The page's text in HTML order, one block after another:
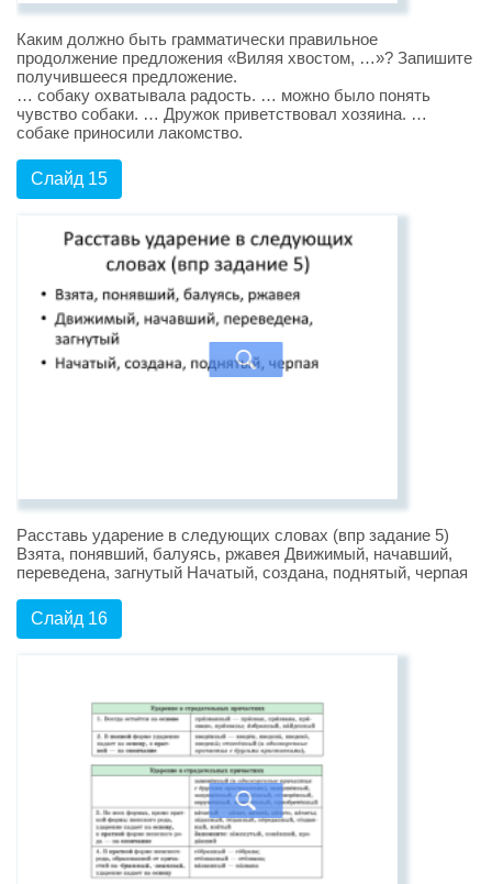
Каким должно быть грамматически правильное
продолжение предложения «Виляя хвостом, …»? Запишите
получившееся предложение.
… собаку охватывала радость. … можно было понять
чувство собаки. … Дружок приветствовал хозяина. …
собаке приносили лакомство.
Слайд 15
Расставь ударение в следующих словах (впр задание 5)
Взята, понявший, балуясь, ржавея Движимый, начавший,
переведена, загнутый Начатый, создана, поднятый, черпая
Слайд 16